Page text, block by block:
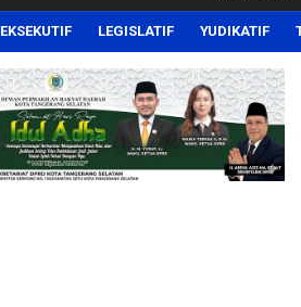
EKSEKUTIF LEGISLATIF YUDIKATIF